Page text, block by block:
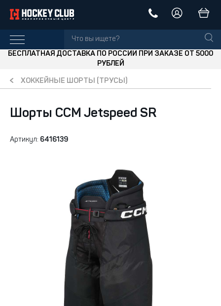
БЕСПЛАТНАЯ ДОСТАВКА ПО РОССИИ ПРИ ЗАКАЗЕ ОТ 5000
РУБЛЕЙ
ХОККЕЙНЫЕ ШОРТЫ (ТРУСЫ)
Шорты CCM Jetspeed SR
Артикул: 6416139